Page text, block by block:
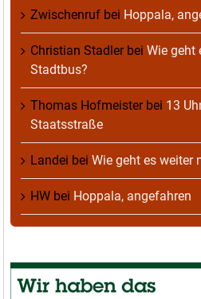
Zwischenruf bei Hoppala,
Christian Stadlerbei Wie geht
Stadtbus?
Thomas Hofmeisterbei 13
Staatsstraße
Landei bei Wie geht es weiter
HW bei Hoppala, angefahren